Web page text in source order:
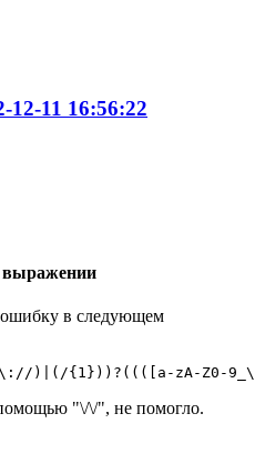
12-11 16:56:22
выражении
в следующем
)|(/{1}))?((([a-zA-Z0-
"\/\/", не помогло.